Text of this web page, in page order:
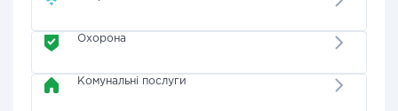
Охорона
Комунальні послуги